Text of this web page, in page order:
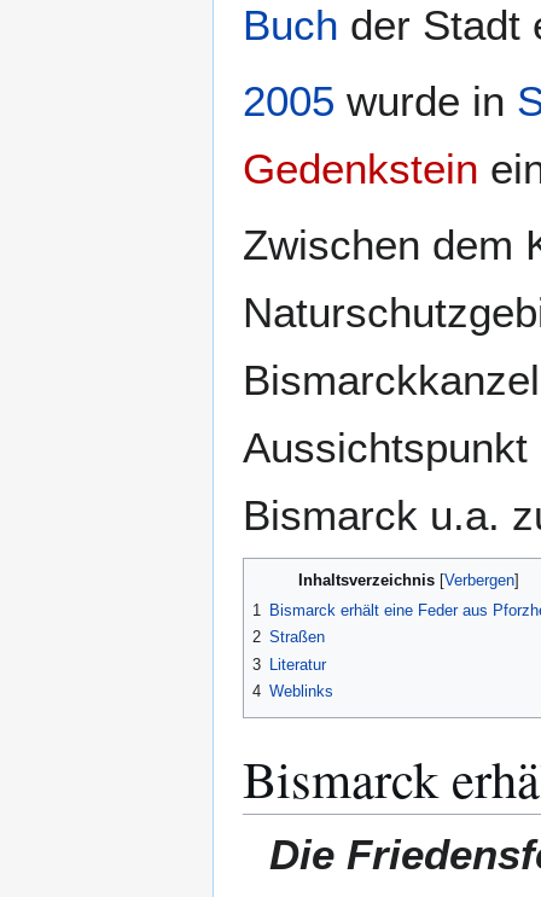
Buch der Stadt
2005 wurde in
Gedenkstein
Zwischen dem
Bismarck u.a.
Inhaltsverzeichnis
1 Bismarck erhält eine Feder aus
2 Straßen
3
Literatur
4 Weblinks
Bismarck
Die